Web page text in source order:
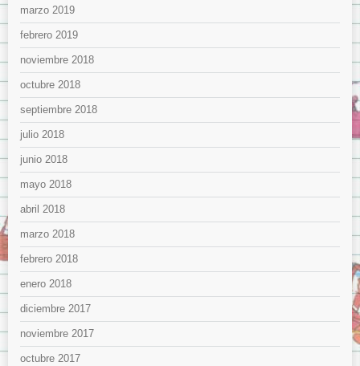
marzo 2019
febrero 2019
noviembre 2018
octubre 2018
septiembre 2018
julio 2018
junio 2018
mayo 2018
abril 2018
marzo 2018
febrero 2018
enero 2018
diciembre 2017
noviembre 2017
octubre 2017